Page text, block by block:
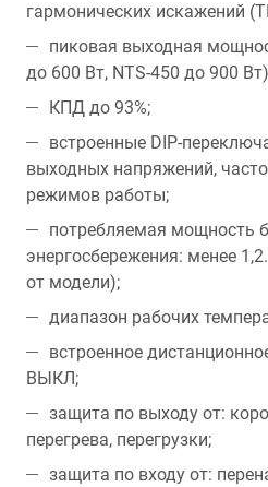
гармонических искажений
пиковая выходная
до 600 Вт, NTS-450 до 900
КПД до 93%;
встроенные DIP-
выходных напряжений,
режимов работы;
потребляемая мощность
энергосбережения: менее
от модели);
диапазон рабочих
встроенное
ВЫКЛ;
защита по выходу от:
перегрева, перегрузки;
защита по входу от: